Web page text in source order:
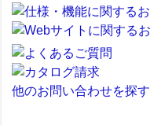
他のお問い合わせを探す